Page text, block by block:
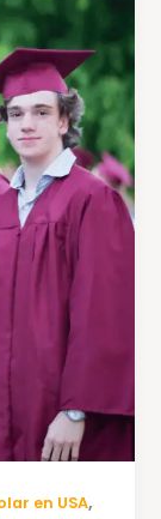
en USA,